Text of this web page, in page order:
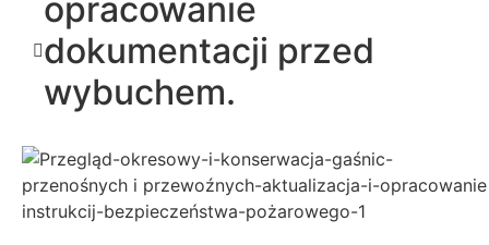
opracowanie
dokumentacji przed
wybuchem.